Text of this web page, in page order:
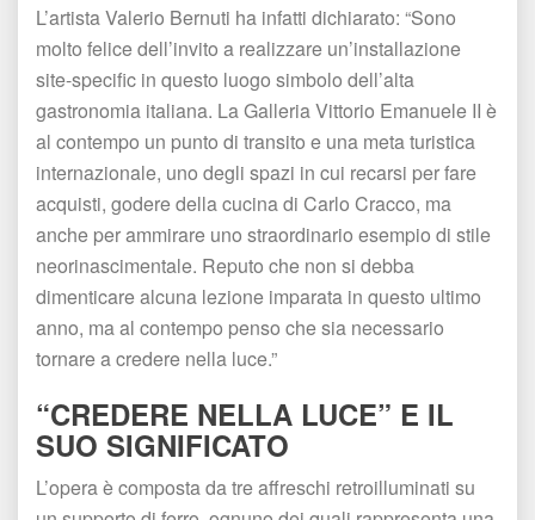
L’artista Valerio Bernuti ha infatti dichiarato: “Sono
molto felice dell’invito a realizzare un’installazione
ite-specific in questo luogo simbolo dell’alta
gastronomia italiana. La Galleria Vittorio Emanuele II è
al contempo un punto di transito e una meta turistica
internazionale, uno degli spazi in cui recarsi per fare
acquisti, godere della cucina di Carlo Cracco, ma
anche per ammirare uno straordinario esempio di stile
neorinascimentale. Reputo che non si debba
dimenticare alcuna lezione imparata in questo ultimo
anno, ma al contempo penso che sia necessario
tornare a credere nella luce.”
“CREDERE NELLA LUCE” E IL
SUO SIGNIFICATO
L’opera è composta da tre affreschi retroilluminati su